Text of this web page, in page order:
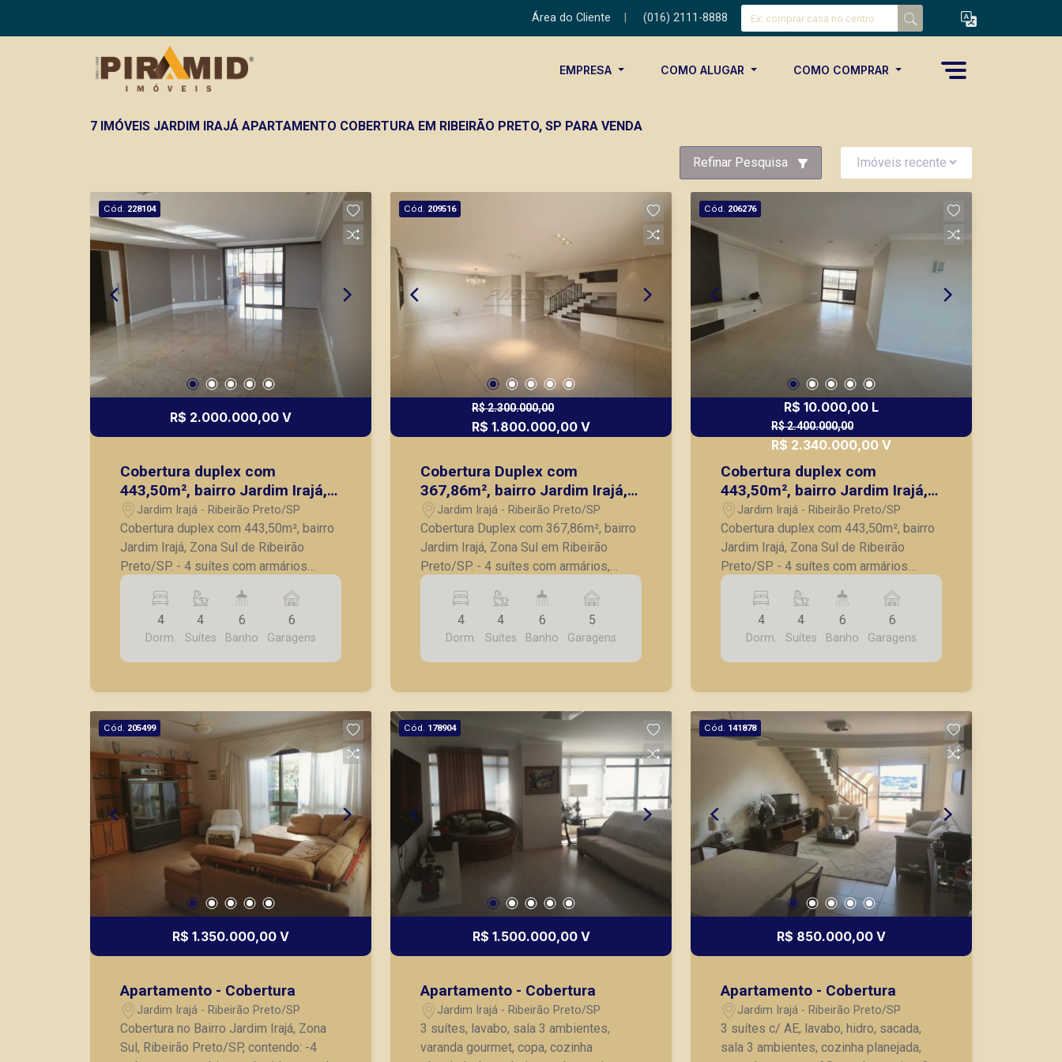
Área do Cliente (016) 2111-8888
EMPRESA COMO ALUGAR COMO COMPRAR
7 IMÓVEIS JARDIM IRAJÁ APARTAMENTO COBERTURA EM RIBEIRÃO PRETO, SP PARA VENDA
Refinar Pesquisa
Cód. 228104
R$ 2.000.000,00 V
Cobertura duplex com
443,50m², bairro Jardim Irajá,
Zona Sul de Ribeirão Preto/SP.
Jardim Irajá - Ribeirão Preto/SP
Cobertura duplex com 443,50m², bairro
Jardim Irajá, Zona Sul de Ribeirão
Preto/SP. - 4 suítes com armários
embutidos, sendo 1 suíte master com
hidromassagem; - Lavabo; - Sala de
estar com Home theater; - Sala de
jantar; - Sacada; - Cozinha planejada; -
Copa; - Lavanderia; - Despensa; -
churrasqueira; - 06 vagas de garagem. A
Piramid tem como objetivo atender
seus clientes com agilidade e
segurança, em locação, vendas de
imóveis prontos, usados ou mesmo
nos principais lançamentos da cidade
de Ribeirão Preto.
4
Dorm.
4
Suítes
6
Banho
6
Garagens
Cód. 209516
R$ 2.300.000,00
R$ 1.800.000,00 V
Cobertura Duplex com
367,86m², bairro Jardim Irajá,
Zona Sul em Ribeirão Preto/SP.
Jardim Irajá - Ribeirão Preto/SP
Cobertura Duplex com 367,86m², bairro
Jardim Irajá, Zona Sul em Ribeirão
Preto/SP. - 4 suítes com armários,
sendo 1 suíte master com hidro; -
Lavabo; - Sala para 3 ambientes; -
Cozinha planejada; - Lavanderia; -
Despensa; - Quarto de serviço; -
Banheiro de serviço; - Varanda gourmet
como objetivo atender seus clientes
com agilidade e segurança, em locação,
vendas de imóveis prontos, usados ou
mesmo nos principais lançamentos da
cidade de Ribeirão Preto.
4
Dorm.
4
Suítes
6
Banho
5
Garagens
Cód. 206276
R$ 10.000,00 L
R$ 2.400.000,00
R$ 2.340.000,00 V
Cobertura duplex com
443,50m², bairro Jardim Irajá,
Zona Sul de Ribeirão Preto/SP.
Jardim Irajá - Ribeirão Preto/SP
Cobertura duplex com 443,50m², bairro
Jardim Irajá, Zona Sul de Ribeirão
Preto/SP. - 4 suítes com armários
embutidos, sendo 1 suíte master com
hidromassagem; - Lavabo; - Sala de
estar com Home theaer; - Sala de jantar;
- Sacada; - Cozinha planejada; - Copa; -
Lavanderia; - Despensa; - Dependência
de garagem. A Piramid tem como
objetivo atender seus clientes com
agilidade e segurança, em locação,
vendas de imóveis prontos, usados ou
mesmo nos principais lançamentos da
cidade de Ribeirão Preto.
4
Dorm.
4
Suítes
6
Banho
6
Garagens
Cód. 205499
R$ 1.350.000,00 V
Apartamento - Cobertura
Jardim Irajá - Ribeirão Preto/SP
Cobertura no Bairro Jardim Irajá, Zona
Sul, Ribeirão Preto/SP, contendo: -4
Cód. 178904
R$ 1.500.000,00 V
Apartamento - Cobertura
Jardim Irajá - Ribeirão Preto/SP
3 suítes, lavabo, sala 3 ambientes,
varanda gourmet, copa, cozinha
Cód. 141878
R$ 850.000,00 V
Apartamento - Cobertura
Jardim Irajá - Ribeirão Preto/SP
3 suítes c/ AE, lavabo, hidro, sacada,
sala 3 ambientes, cozinha planejada,